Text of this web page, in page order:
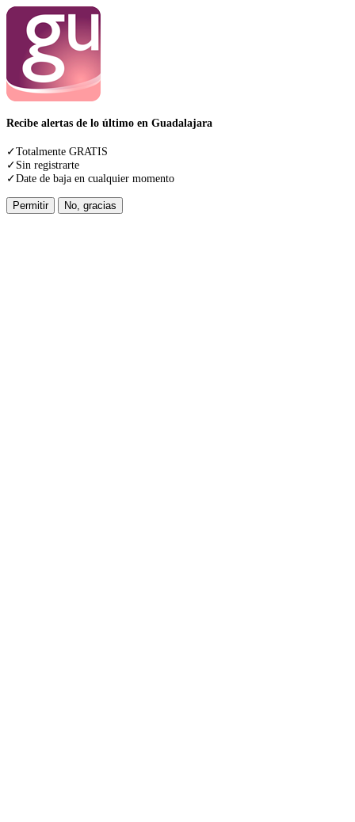
Recibe alertas de lo último en Guadalajara
✓Totalmente GRATIS
✓Sin registrarte
✓Date de baja en cualquier momento
Permitir No, gracias